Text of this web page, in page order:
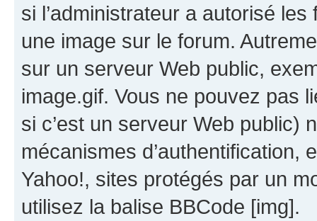
si l’administrateur a autorisé
une image sur le forum.
sur un serveur Web public,
image.gif. Vous ne pouvez pas
si c’est un serveur Web public)
mécanismes d’authentification,
Yahoo!, sites protégés par un
utilisez la balise BBCode [img].